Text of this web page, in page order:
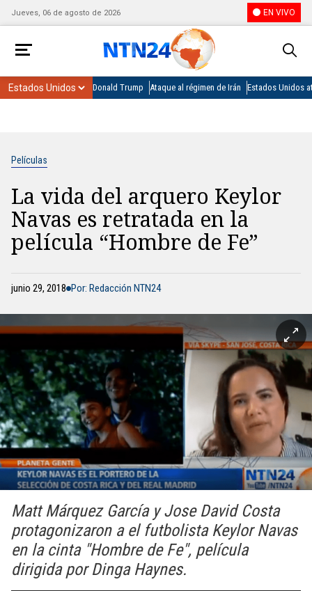
Jueves, 06 de agosto de 2026 EN VIVO
Donald Trump Ataque al régimen de Irán Estados Unidos
Películas
La vida del arquero Keylor
Navas es retratada en la
película “Hombre de Fe”
junio 29, 2018 Por: Redacción NTN24
Matt Márquez García y Jose David Costa
protagonizaron a el futbolista Keylor Navas
en la cinta "Hombre de Fe", película
dirigida por Dinga Haynes.